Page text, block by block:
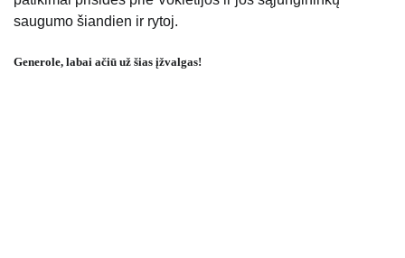
saugumo šiandien ir rytoj.
Generole, labai ačiū už šias įžvalgas!